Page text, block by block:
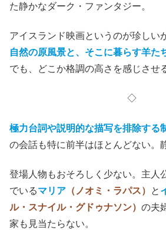
た静かなダーク・ファンタジー。
アイスランド映画というのが珍しい
自然の原風景と、そこに暮らす羊た
でも、どこか格調の高さを感じさせ
◇
極力台詞や説明的な描写を排除する
の会話も特に前半はほとんどない。
登場人物もおそろしく少ない。主人
でいるマリア （ノオミ・ラパス） と
ル・スナイル・グドゥナソン） の夫
家も見当たらない。